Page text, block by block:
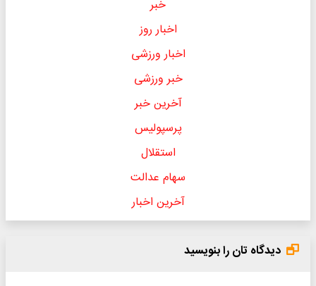
خبر
اخبار روز
اخبار ورزشی
خبر ورزشی
آخرین خبر
پرسپولیس
استقلال
سهام عدالت
آخرین اخبار
دیدگاه تان را بنویسید